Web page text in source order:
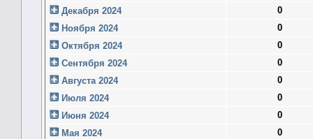
Декабря 2024
0
Ноября 2024
0
Октября 2024
0
Сентября 2024
0
Августа 2024
0
Июля 2024
0
Июня 2024
0
Мая 2024
0